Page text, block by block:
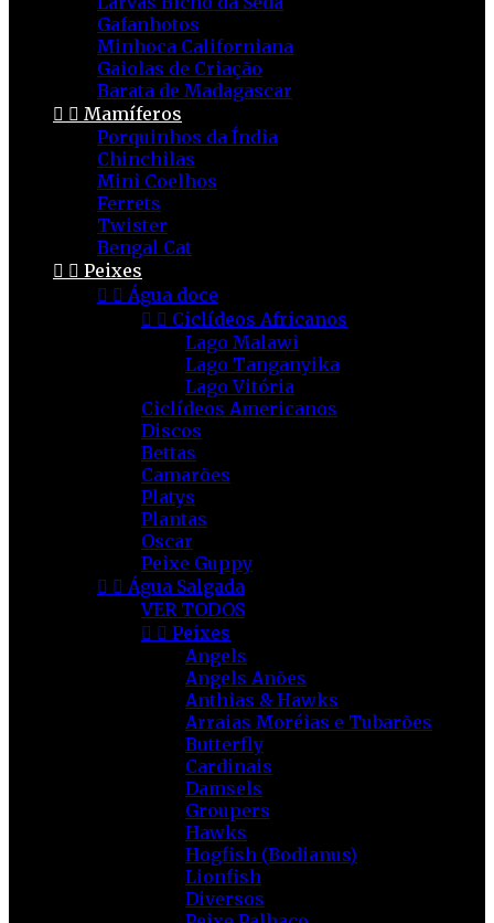
Gafanhotos
Minhoca Californiana
Gaiolas de Criação
Barata de Madagascar
  Mamíferos
Porquinhos da Índia
Chinchilas
Mini Coelhos
Ferrets
Twister
Bengal Cat
  Peixes
  Água doce
  Ciclídeos Africanos
Lago Malawi
Lago Tanganyika
Lago Vitória
Ciclídeos Americanos
Discos
Bettas
Camarões
Platys
Plantas
Oscar
Peixe Guppy
  Água Salgada
VER TODOS
  Peixes
Angels
Angels Anões
Anthias & Hawks
Arraias Moréias e Tubarões
Butterfly
Cardinais
Damsels
Groupers
Hawks
Hogfish (Bodianus)
Lionfish
Diversos